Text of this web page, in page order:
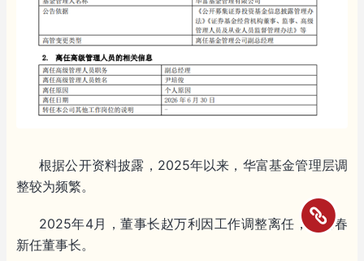
根据公开资料披露，2025年以来，华富基金管理层调
整较为频繁。
2025年4月，董事长赵万利因工作调整离任，余海春
新任董事长。